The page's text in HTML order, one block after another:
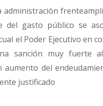
administración
gasto público se
el Poder Ejecutivo en
sanción muy fuerte
aumento del
justificado